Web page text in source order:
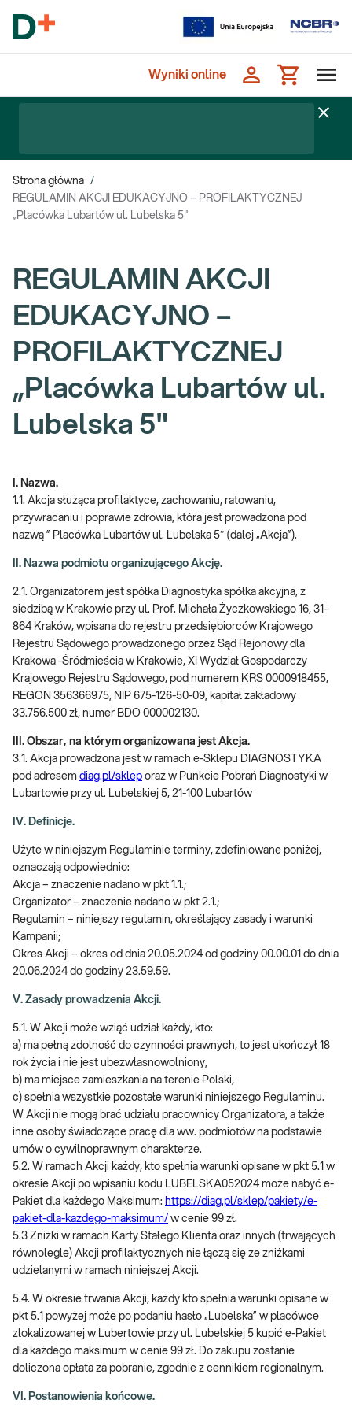
Wyniki online
Strona główna /
REGULAMIN AKCJI EDUKACYJNO – PROFILAKTYCZNEJ
„Placówka Lubartów ul. Lubelska 5"
REGULAMIN AKCJI
EDUKACYJNO –
PROFILAKTYCZNEJ
„Placówka Lubartów ul.
Lubelska 5"
I. Nazwa.
1.1. Akcja służąca profilaktyce, zachowaniu, ratowaniu,
przywracaniu i poprawie zdrowia, która jest prowadzona pod
nazwą ” Placówka Lubartów ul. Lubelska 5″ (dalej „Akcja”).
II. Nazwa podmiotu organizującego Akcję.
2.1. Organizatorem jest spółka Diagnostyka spółka akcyjna, z
siedzibą w Krakowie przy ul. Prof. Michała Życzkowskiego 16, 31-
864 Kraków, wpisana do rejestru przedsiębiorców Krajowego
Rejestru Sądowego prowadzonego przez Sąd Rejonowy dla
Krakowa -Śródmieścia w Krakowie, XI Wydział Gospodarczy
Krajowego Rejestru Sądowego, pod numerem KRS 0000918455,
REGON 356366975, NIP 675-126-50-09, kapitał zakładowy
33.756.500 zł, numer BDO 000002130.
III. Obszar, na którym organizowana jest Akcja.
3.1. Akcja prowadzona jest w ramach e-Sklepu DIAGNOSTYKA
pod adresem diag.pl/sklep oraz w Punkcie Pobrań Diagnostyki w
Lubartowie przy ul. Lubelskiej 5, 21-100 Lubartów
IV. Definicje.
Użyte w niniejszym Regulaminie terminy, zdefiniowane poniżej,
oznaczają odpowiednio:
Akcja – znaczenie nadano w pkt 1.1.;
Organizator – znaczenie nadano w pkt 2.1.;
Regulamin – niniejszy regulamin, określający zasady i warunki
Kampanii;
Okres Akcji – okres od dnia 20.05.2024 od godziny 00.00.01 do dnia
20.06.2024 do godziny 23.59.59.
V. Zasady prowadzenia Akcji.
5.1. W Akcji może wziąć udział każdy, kto:
a) ma pełną zdolność do czynności prawnych, to jest ukończył 18
rok życia i nie jest ubezwłasnowolniony,
b) ma miejsce zamieszkania na terenie Polski,
c) spełnia wszystkie pozostałe warunki niniejszego Regulaminu.
W Akcji nie mogą brać udziału pracownicy Organizatora, a także
inne osoby świadczące pracę dla ww. podmiotów na podstawie
umów o cywilnoprawnym charakterze.
5.2. W ramach Akcji każdy, kto spełnia warunki opisane w pkt 5.1 w
okresie Akcji po wpisaniu kodu LUBELSKA052024 może nabyć e-
Pakiet dla każdego Maksimum: https://diag.pl/sklep/pakiety/e-
pakiet-dla-kazdego-maksimum/ w cenie 99 zł.
5.3 Zniżki w ramach Karty Stałego Klienta oraz innych (trwających
równolegle) Akcji profilaktycznych nie łączą się ze zniżkami
udzielanymi w ramach niniejszej Akcji.
5.4. W okresie trwania Akcji, każdy kto spełnia warunki opisane w
pkt 5.1 powyżej może po podaniu hasło „Lubelska” w placówce
zlokalizowanej w Lubertowie przy ul. Lubelskiej 5 kupić e-Pakiet
dla każdego maksimum w cenie 99 zł. Do zakupu zostanie
doliczona opłata za pobranie, zgodnie z cennikiem regionalnym.
VI. Postanowienia końcowe.